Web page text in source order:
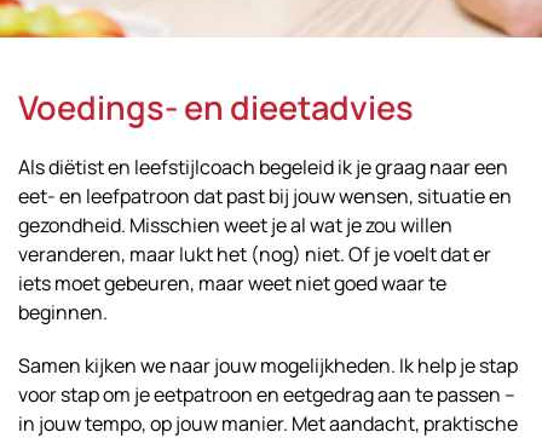
Voedings- en dieetadvies
Als diëtist en leefstijlcoach begeleid ik je graag naar een
eet- en leefpatroon dat past bij jouw wensen, situatie en
gezondheid. Misschien weet je al wat je zou willen
veranderen, maar lukt het (nog) niet. Of je voelt dat er
iets moet gebeuren, maar weet niet goed waar te
beginnen.
Samen kijken we naar jouw mogelijkheden. Ik help je stap
voor stap om je eetpatroon en eetgedrag aan te passen –
in jouw tempo, op jouw manier. Met aandacht, praktische